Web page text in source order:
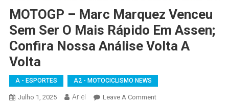
MOTOGP – Marc Marquez Venceu
Sem Ser O Mais Rápido Em Assen;
Confira Nossa Análise Volta A
Volta
A - ESPORTES A2 - MOTOCICLISMO NEWS
Julho 1, 2025 Ariel Leave A CommentOn